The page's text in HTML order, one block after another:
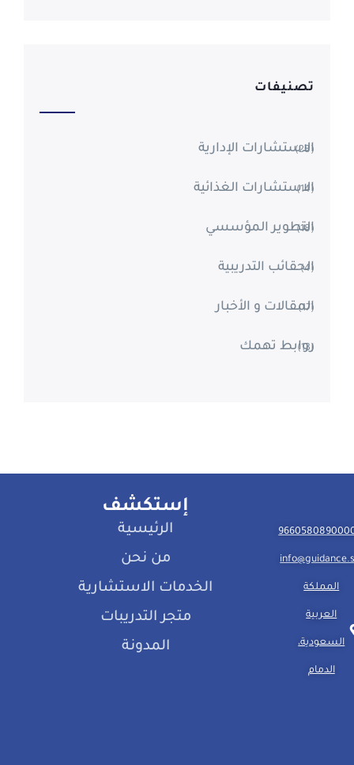
تصنيفات
الاستشارات الإدارية(28)
الاستشارات الغذائية(14)
التطوير المؤسسي(18)
الحقائب التدريبية(4)
المقالات و الأخبار(17)
روابط تهمك(13)
المملكة
العربية
السعودية،
الدمام
إستكشف
الرئيسية
من نحن
الخدمات الاستشارية
متجر التدريبات
المدونة